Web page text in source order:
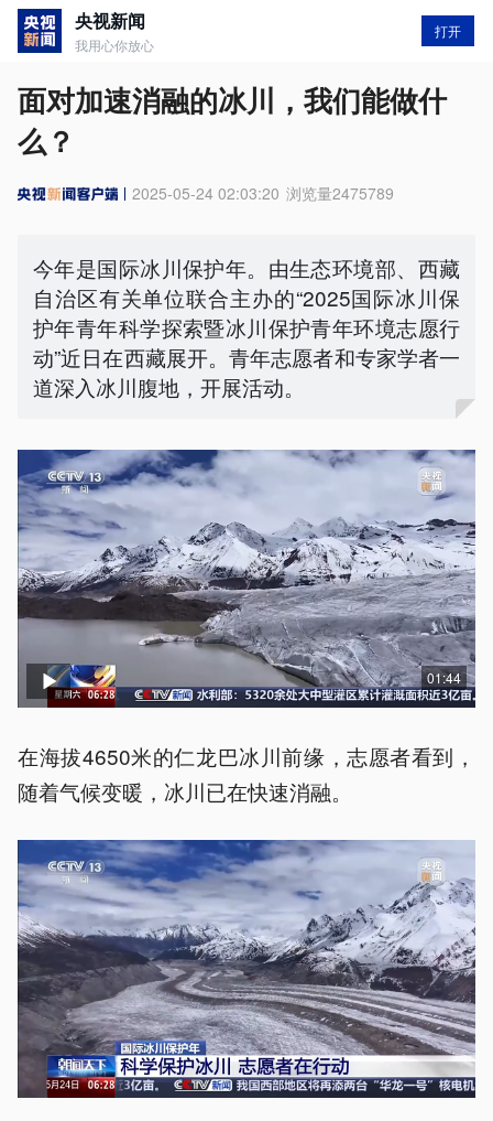
央视新闻
我用心你放心
打开
面对加速消融的冰川，我们能做什
么？
2025-05-24 02:03:20 浏览量2475789
今年是国际冰川保护年。由生态环境部、西藏
自治区有关单位联合主办的“2025国际冰川保
护年青年科学探索暨冰川保护青年环境志愿行
动”近日在西藏展开。青年志愿者和专家学者一
道深入冰川腹地，开展活动。
01:44
在海拔4650米的仁龙巴冰川前缘，志愿者看到，
随着气候变暖，冰川已在快速消融。